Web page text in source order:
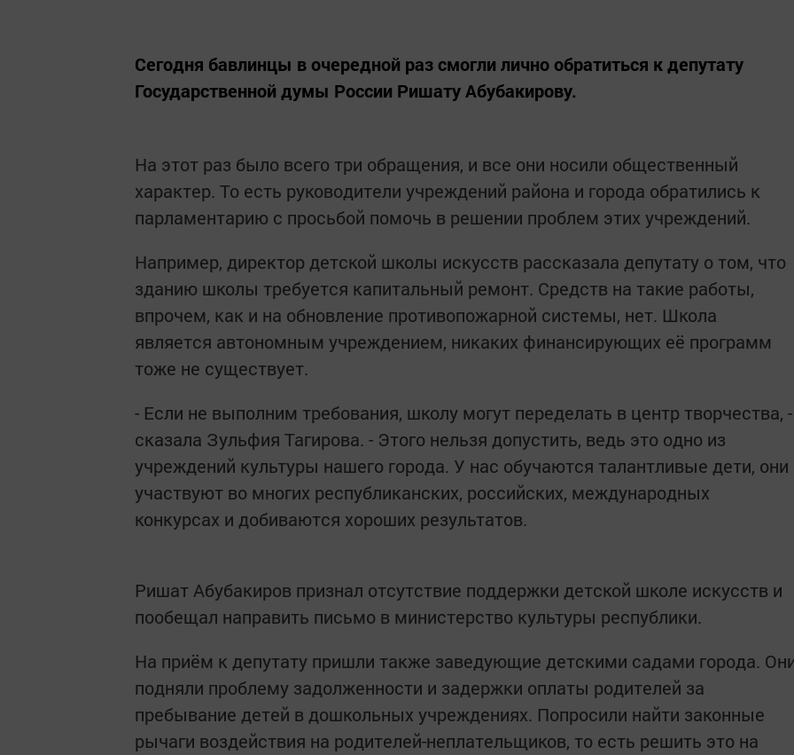
Сегодня бавлинцы в очередной раз смогли лично обратиться к депутату
Государственной думы России Ришату Абубакирову.
На этот раз было всего три обращения, и все они носили общественный
характер. То есть руководители учреждений района и города обратились к
парламентарию с просьбой помочь в решении проблем этих учреждений.
Например, директор детской школы искусств рассказала депутату о том, что
зданию школы требуется капитальный ремонт. Средств на такие работы,
впрочем, как и на обновление противопожарной системы, нет. Школа
является автономным учреждением, никаких финансирующих её программ
тоже не существует.
- Если не выполним требования, школу могут переделать в центр творчества, -
сказала Зульфия Тагирова. - Этого нельзя допустить, ведь это одно из
учреждений культуры нашего города. У нас обучаются талантливые дети, они
участвуют во многих республиканских, российских, международных
конкурсах и добиваются хороших результатов.
Ришат Абубакиров признал отсутствие поддержки детской школе искусств и
пообещал направить письмо в министерство культуры республики.
На приём к депутату пришли также заведующие детскими садами города.
подняли проблему задолженности и задержки оплаты родителей за
пребывание детей в дошкольных учреждениях. Попросили найти законные
рычаги воздействия на родителей-неплательщиков, то есть решить это на